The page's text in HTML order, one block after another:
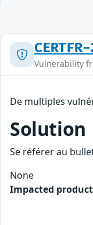
Vulnerability
De multiples
Solution
Se référer au
None
Impacted